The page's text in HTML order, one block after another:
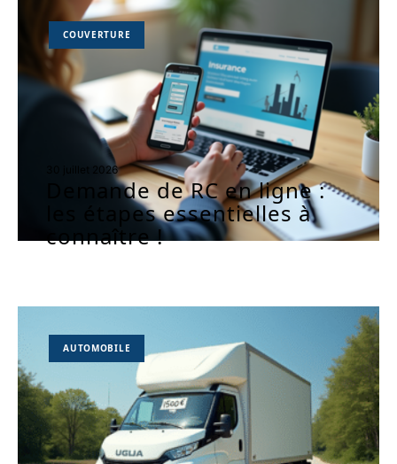
COUVERTURE
30 juillet 2026
Demande de RC en ligne :
les étapes essentielles à
connaître !
AUTOMOBILE